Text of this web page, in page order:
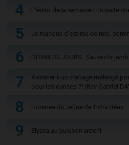
4 L'édito de la semaine - En visite
5 Je manque d'estime de moi,
6 DERNIERS JOURS : Sauvez la
7
Assister à un mariage mélangé
pour les danses ?! (Rav Gabriel
8 Horaires du Jeûne de Ticha Béav
9 Elyana au buisson ardent